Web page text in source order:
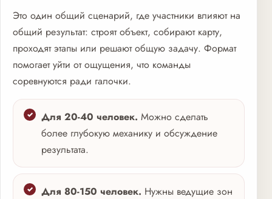
Это один общий сценарий, где участники влияют на
общий результат: строят объект, собирают карту,
проходят этапы или решают общую задачу. Формат
помогает уйти от ощущения, что команды
соревнуются ради галочки.
Для 20-40 человек. Можно сделать
более глубокую механику и обсуждение
результата.
Для 80-150 человек. Нужны ведущие зон